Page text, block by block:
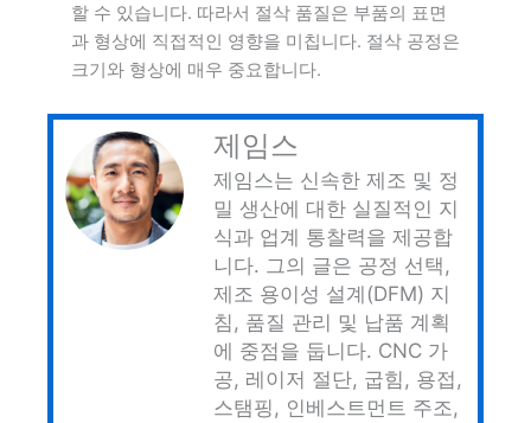
할 수 있습니다. 따라서 절삭 품질은 부품의 표면
과 형상에 직접적인 영향을 미칩니다. 절삭 공정은
크기와 형상에 매우 중요합니다.
제임스
제임스는 신속한 제조 및 정
밀 생산에 대한 실질적인 지
식과 업계 통찰력을 제공합
니다. 그의 글은 공정 선택,
제조 용이성 설계(DFM) 지
침, 품질 관리 및 납품 계획
에 중점을 둡니다. CNC 가
공, 레이저 절단, 굽힘, 용접,
스탬핑, 인베스트먼트 주조,